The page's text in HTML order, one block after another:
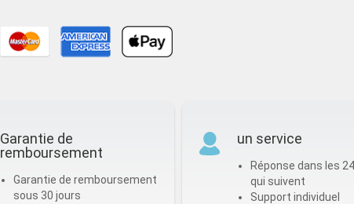
Garantie de
remboursement
Garantie de remboursement
sous 30 jours
un service
Réponse dans les
qui suivent
Support individuel